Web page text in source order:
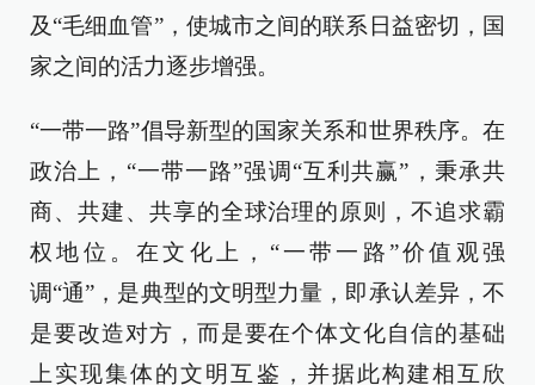
及“毛细血管”，使城市之间的联系日益密切，国
家之间的活力逐步增强。
“一带一路”倡导新型的国家关系和世界秩序。在
政治上，“一带一路”强调“互利共赢”，秉承共
商、共建、共享的全球治理的原则，不追求霸
权地位。在文化上，“一带一路”价值观强
调“通”，是典型的文明型力量，即承认差异，不
是要改造对方，而是要在个体文化自信的基础
上实现集体的文明互鉴，并据此构建相互欣